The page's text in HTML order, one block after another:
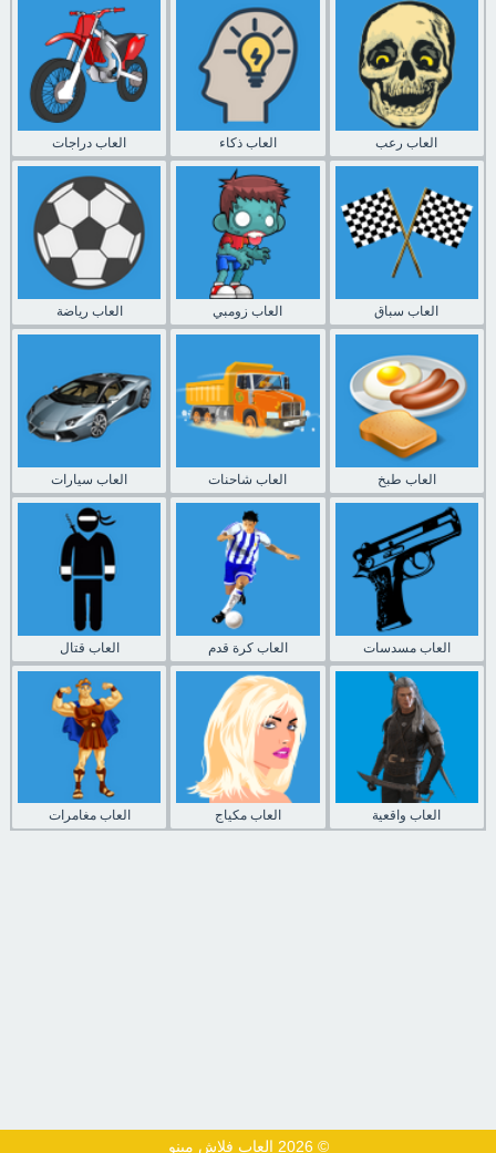
العاب دراجات العاب ذكاء العاب رعب
العاب رياضة العاب زومبي العاب سباق
العاب سيارات العاب شاحنات العاب طبخ
العاب قتال العاب كرة قدم العاب مسدسات
العاب مغامرات العاب مكياج العاب واقعية
© 2026 العاب فلاش مينو